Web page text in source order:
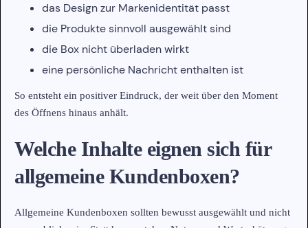
das Design zur Markenidentität passt
die Produkte sinnvoll ausgewählt sind
die Box nicht überladen wirkt
eine persönliche Nachricht enthalten ist
So entsteht ein positiver Eindruck, der weit über den Moment
des Öffnens hinaus anhält.
Welche Inhalte eignen sich für
allgemeine Kundenboxen?
Allgemeine Kundenboxen sollten bewusst ausgewählt und nicht